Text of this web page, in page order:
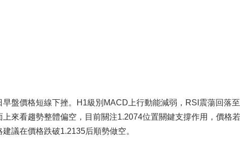
盤價格短線下挫。H1級別MACD上行動能減弱，RSI震蕩回落
來看趨勢整體偏空，目前關注1.2074位置關鍵支撐作用，價格若
議在價格跌破1.2135后順勢做空。